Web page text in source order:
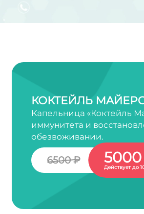
КОКТЕЙЛЬ
Капельница «Коктейль
иммунитета и
обезвоживании.
6500 ₽
Действует до